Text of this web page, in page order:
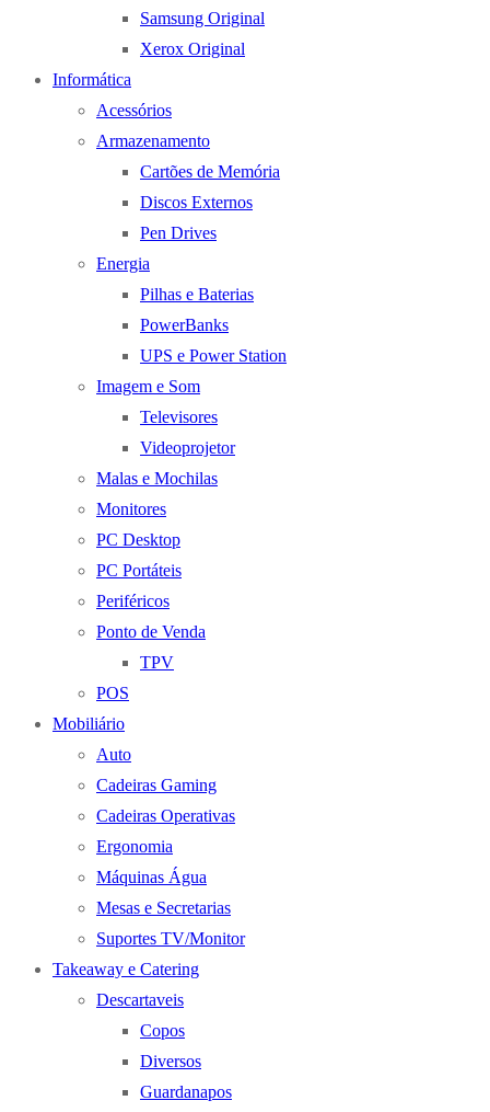
Samsung Original
Xerox Original
Informática
Acessórios
Armazenamento
Cartões de Memória
Discos Externos
Pen Drives
Energia
Pilhas e Baterias
PowerBanks
UPS e Power Station
Imagem e Som
Televisores
Videoprojetor
Malas e Mochilas
Monitores
PC Desktop
PC Portáteis
Periféricos
Ponto de Venda
TPV
POS
Mobiliário
Auto
Cadeiras Gaming
Cadeiras Operativas
Ergonomia
Máquinas Água
Mesas e Secretarias
Suportes TV/Monitor
Takeaway e Catering
Descartaveis
Copos
Diversos
Guardanapos